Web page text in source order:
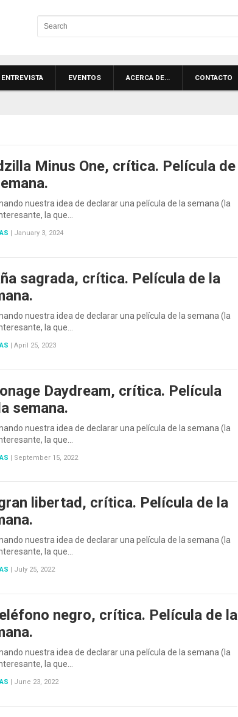
ENTREVISTA EVENTOS ACERCA DE… CONTACTO
Minus One, crítica. Película de
nuestra idea de declarar una película de la semana (la
la que…
| January 3, 2024
sagrada, crítica. Película de la
nuestra idea de declarar una película de la semana (la
la que…
| April 25, 2023
Daydream, crítica. Película
semana.
nuestra idea de declarar una película de la semana (la
la que…
| September 15, 2022
libertad, crítica. Película de la
nuestra idea de declarar una película de la semana (la
la que…
July 25, 2022
negro, crítica. Película de la
nuestra idea de declarar una película de la semana (la
la que…
June 23, 2022